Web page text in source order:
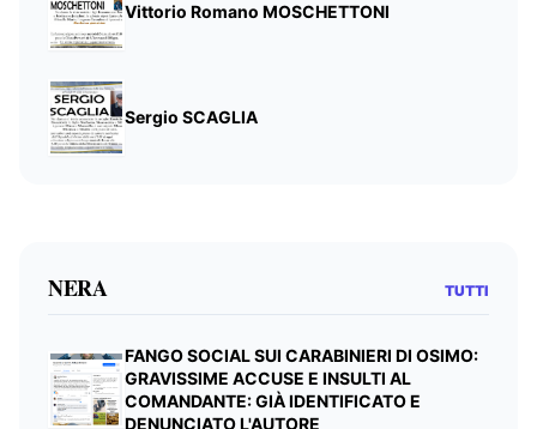
Vittorio Romano MOSCHETTONI
Sergio SCAGLIA
NERA TUTTI
FANGO SOCIAL SUI CARABINIERI DI OSIMO:
GRAVISSIME ACCUSE E INSULTI AL
COMANDANTE: GIÀ IDENTIFICATO E
DENUNCIATO L'AUTORE